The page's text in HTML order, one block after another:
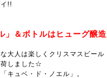
!!
」＆ボトルはヒューグ醸
大人は楽しくクリスマスビール
荷しました☆
キュベ・ド・ノエル」。